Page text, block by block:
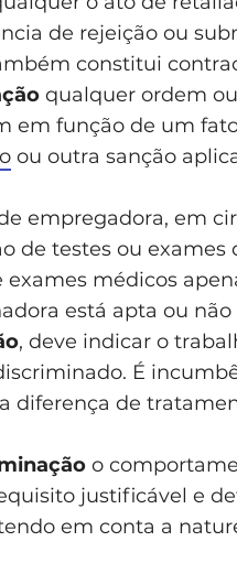
de rejeição ou
constitui
qualquer ordem
em função de um
ou outra sanção
empregadora, em
de testes ou exames
exames médicos
está apta ou
, deve indicar o
É
diferença de
o
justificável e
em conta a